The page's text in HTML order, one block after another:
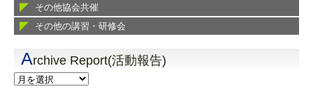
その他協会共催
その他の講習・研修会
Archive Report(活動報告)